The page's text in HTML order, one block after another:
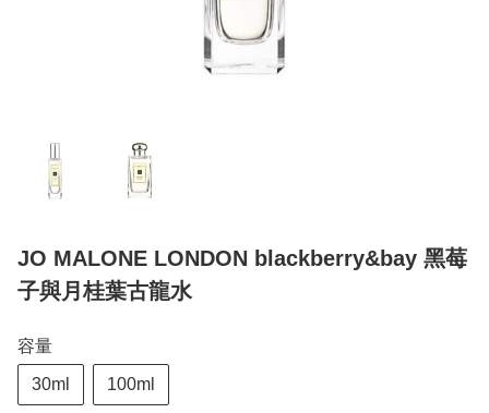
JO MALONE LONDON blackberry&bay 黑莓
子與月桂葉古龍水
容量
30ml 100ml